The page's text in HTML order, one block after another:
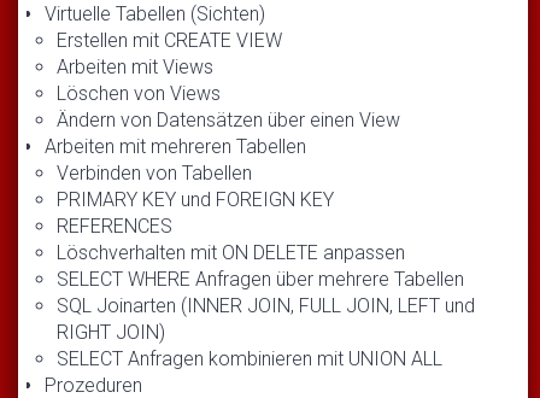
Virtuelle Tabellen (Sichten)
Erstellen mit CREATE VIEW
Arbeiten mit Views
Löschen von Views
Ändern von Datensätzen über einen View
Arbeiten mit mehreren Tabellen
Verbinden von Tabellen
PRIMARY KEY und FOREIGN KEY
REFERENCES
Löschverhalten mit ON DELETE anpassen
SELECT WHERE Anfragen über mehrere Tabellen
SQL Joinarten (INNER JOIN, FULL JOIN, LEFT und
RIGHT JOIN)
SELECT Anfragen kombinieren mit UNION ALL
Prozeduren